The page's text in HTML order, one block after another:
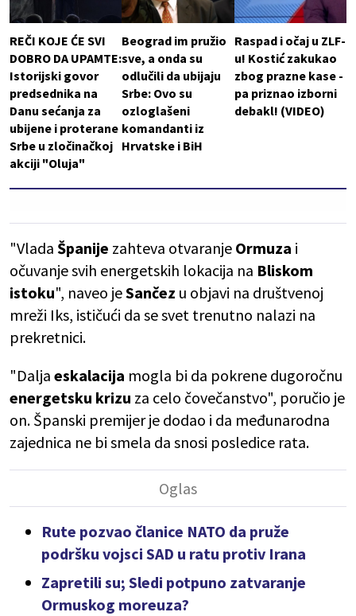
REČI KOJE ĆE SVI
DOBRO DA UPAMTE:
Istorijski govor
predsednika na
Danu sećanja za
ubijene i proterane
Srbe u zločinačkoj
akciji "Oluja"
Beograd im pružio
sve, a onda su
odlučili da ubijaju
Srbe: Ovo su
ozloglašeni
komandanti iz
Hrvatske i BiH
Raspad i očaj u ZLF-
u! Kostić zakukao
zbog prazne kase -
pa priznao izborni
debakl! (VIDEO)
"Vlada Španije zahteva otvaranje Ormuza i
očuvanje svih energetskih lokacija na Bliskom
istoku", naveo jeSančez u objavi na društvenoj
mreži Iks, ističući da se svet trenutno nalazi na
prekretnici.
"Dalja eskalacija mogla bi da pokrene dugoročnu
energetsku krizu za celo čovečanstvo", poručio je
on. Španski premijer je dodao i da međunarodna
zajednica ne bi smela da snosi posledice rata.
Rute pozvao članice NATO da pruže
podršku vojsci SAD u ratu protiv Irana
Zapretili su; Sledi potpuno zatvaranje
Ormuskog moreuza?